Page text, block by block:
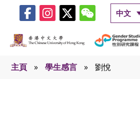
中文
主頁 » 學生感言 » 劉悅